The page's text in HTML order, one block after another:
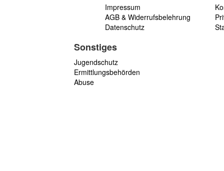
Impressum
AGB & Widerrufsbelehrung
Datenschutz
Sonstiges
Jugendschutz
Ermittlungsbehörden
Abuse